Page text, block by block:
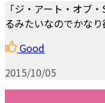
「ジ・アート・オブ
るみたいなのでかな
Good
2015/10/05